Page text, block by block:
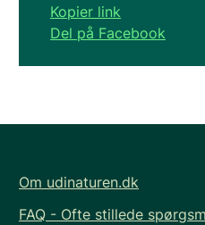
Kopier link
Del på Facebook
Om udinaturen.dk
FAQ - Ofte stillede